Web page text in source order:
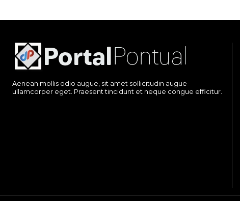
Aenean mollis odio augue, sit amet sollicitudin augue
ullamcorper eget. Praesent tincidunt et neque congue efficitur.